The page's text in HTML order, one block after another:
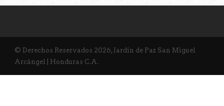
© Derechos Reservados 2026, Jardín de Paz San Miguel
Arcángel | Honduras C.A.